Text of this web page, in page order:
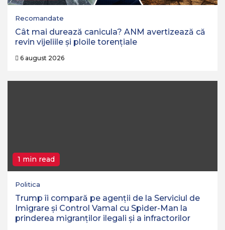
Recomandate
Cât mai durează canicula? ANM avertizează că
revin vijeliile și ploile torențiale
6 august 2026
1 min read
Politica
Trump îi compară pe agenții de la Serviciul de
Imigrare și Control Vamal cu Spider-Man la
prinderea migranților ilegali și a infractorilor